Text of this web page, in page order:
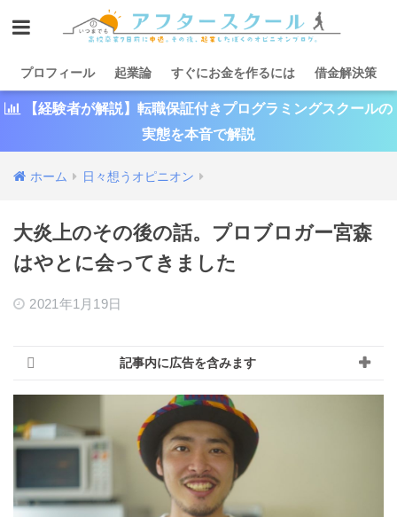
プロフィール 起業論 すぐにお金を作るには 借金解決策
【経験者が解説】転職保証付きプログラミングスクールの
実態を本音で解説
ホーム 日々想うオピニオン
大炎上のその後の話。プロブロガー宮森
はやとに会ってきました
2021年1月19日
記事内に広告を含みます